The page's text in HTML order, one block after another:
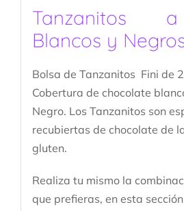
Tanzanitos
Blancos y
Bolsa de Tanzanitos Fini de
Cobertura de chocolate
Negro. Los Tanzanitos son
recubiertas de chocolate de
gluten.
Realiza tu mismo la
que prefieras, en esta